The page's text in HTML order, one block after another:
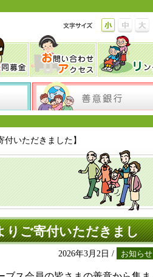
付いただきました】
りご寄付いただきまし
2026年3月2日 / お知らせ